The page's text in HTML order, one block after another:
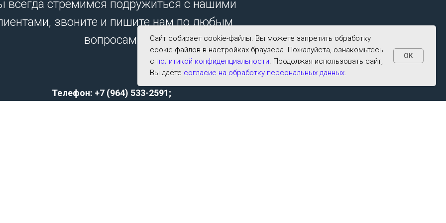
всегда стремимся подружиться с нашими
звоните и пишите нам по любым
вопросам.
Телефон: +7 (964) 533-2591;
Сайт собирает cookie-файлы. Вы можете запретить обработку
cookie-файлов в настройках браузера. Пожалуйста, ознакомьтесь
с политикой конфиденциальности. Продолжая использовать сайт,
Вы даёте согласие на обработку персональных данных.
OK